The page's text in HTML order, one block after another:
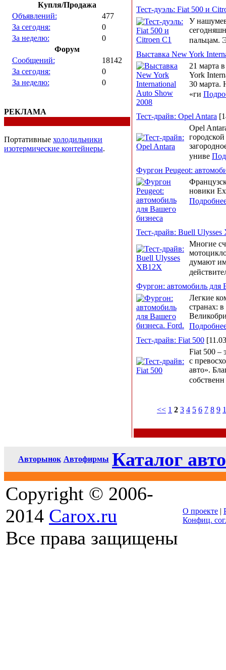
Купля/Продажа
Объявлений:
477
За сегодня:
0
За неделю:
0
Форум
Сообщений:
18142
За сегодня:
0
За неделю:
0
РЕКЛАМА
Портативные холодильники
изотермические контейнеры.
Тест-дуэль: Fiat 500 и
У
пальцам.
Выставка New York
21 марта
York
30 марта.
«ги
Тест-драйв: Opel Antara
Opel
униве
Фургон Peugeot:
новики
Тест-драйв: Buell
Многие
думают
Фургон: автомобиль для
Легкие
странах:
Тест-драйв: Fiat 500
Fiat 500 –
с
авто».
собственн
<< 1 2 3 4 5 6 7 8 9
Авторынок Автофирмы Каталог
Copyright © 2006-
2014 Carox.ru
Все права защищены
О проекте |
Конфиц.